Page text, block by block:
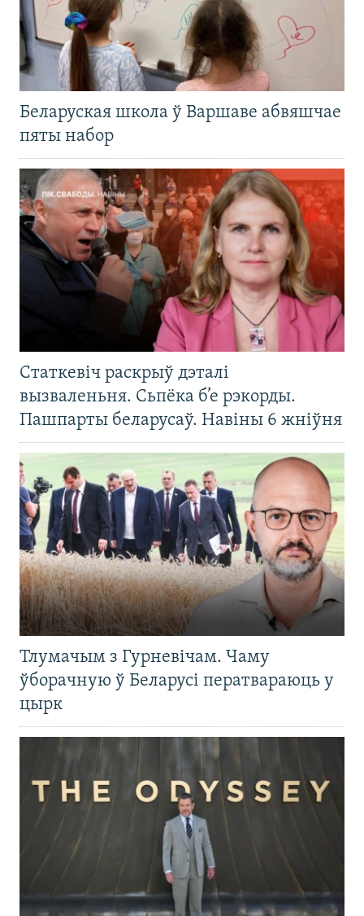
Беларуская школа ў Варшаве абвяшчае
пяты набор
Статкевіч раскрыў дэталі
вызваленьня. Сьпёка б’е рэкорды.
Пашпарты беларусаў. Навіны 6 жніўня
Тлумачым з Гурневічам. Чаму
ўборачную ў Беларусі ператвараюць у
цырк